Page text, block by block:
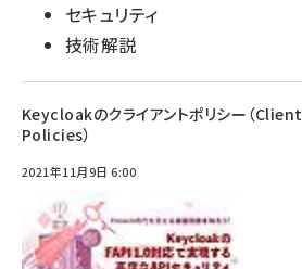
セキュリティ
技術解説
Keycloakのクライアントポリシー（Client
Policies）
2021年11月9日 6:00